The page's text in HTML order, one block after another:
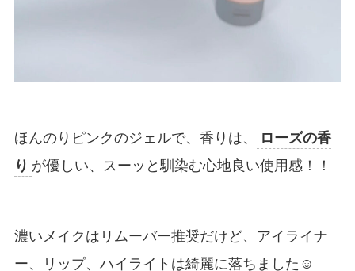
ほんのりピンクのジェルで、香りは、
ローズの香
り が優しい、スーッと馴染む心地良い使用感！！
濃いメイクはリムーバー推奨だけど、アイライナ
ー、リップ、ハイライトは綺麗に落ちました☺︎